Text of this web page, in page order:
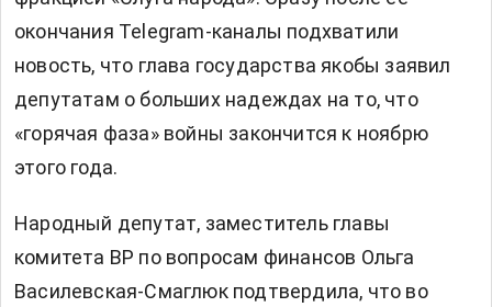
окончания Telegram-каналы подхватили
новость, что глава государства якобы заявил
депутатам о больших надеждах на то, что
«горячая фаза» войны закончится к ноябрю
этого года.
Народный депутат, заместитель главы
комитета ВР по вопросам финансов Ольга
Василевская-Смаглюк подтвердила, что во